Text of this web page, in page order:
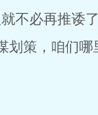
必再推诿
划策，咱们